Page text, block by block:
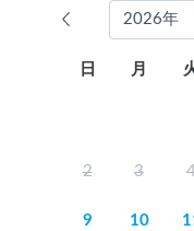
日 月
2 3
9 10